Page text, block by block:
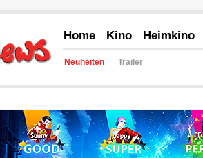
Home Kino Heimkino
Neuheiten Trailer